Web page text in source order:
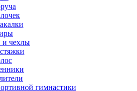
чехлы
гимнастики